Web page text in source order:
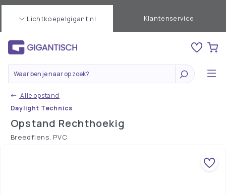
Lichtkoepelgigant.nl Klantenservice
Alle opstand
Daylight Technics
Opstand Rechthoekig
Breedflens, PVC